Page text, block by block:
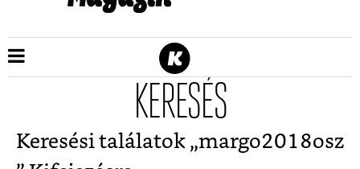
KERESÉS
Keresési találatok „margo2018osz